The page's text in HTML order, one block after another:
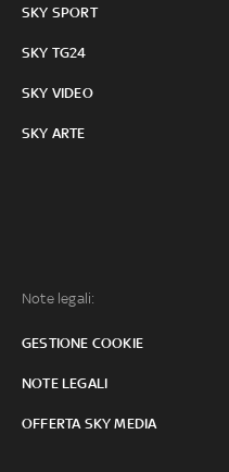
SKY SPORT
SKY TG24
SKY VIDEO
SKY ARTE
Note legali:
GESTIONE COOKIE
NOTE LEGALI
OFFERTA SKY MEDIA